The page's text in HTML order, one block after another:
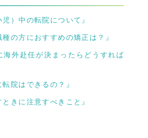
）中の転院について』
種の方におすすめの矯正は？』
海外赴任が決まったらどうすれば
転院はできるの？』
ときに注意すべきこと』